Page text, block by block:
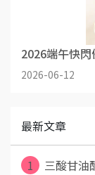
2026端午快
2026-06-12
最新文章
1
三酸甘油